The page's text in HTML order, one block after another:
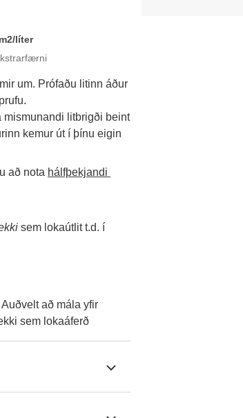
m2/líter
um. Prófaðu litinn áður
litbrigði beint
kemur út í þínu eigin
að nota hálfþekjandi
sem lokaútlit t.d. í
að mála yfir
sem lokaáferð